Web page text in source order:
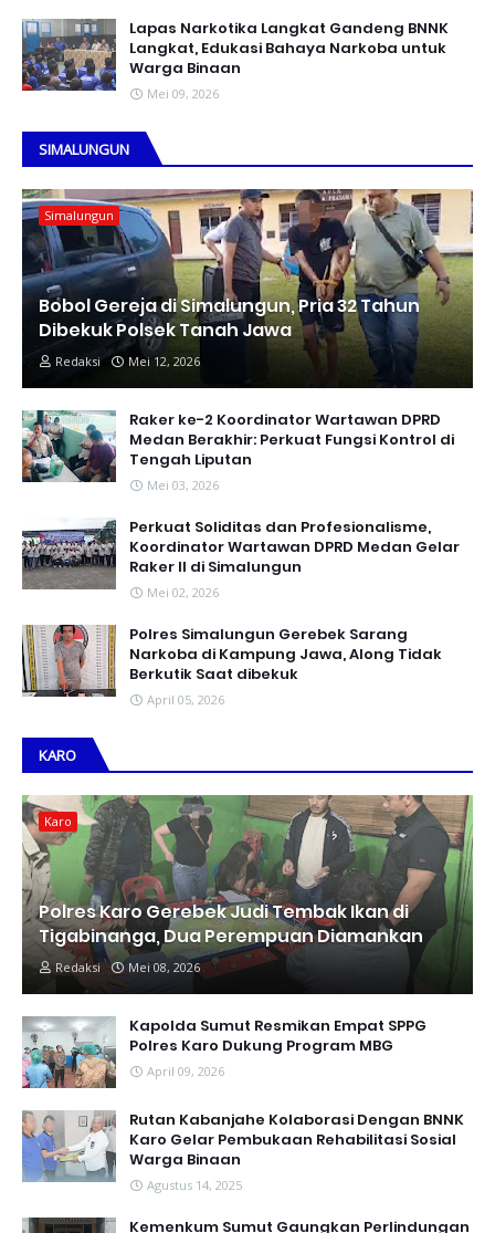
Lapas Narkotika Langkat Gandeng BNNK
Langkat, Edukasi Bahaya Narkoba untuk
Warga Binaan
Mei 09, 2026
SIMALUNGUN
Simalungun
Bobol Gereja di Simalungun, Pria 32 Tahun
Dibekuk Polsek Tanah Jawa
Redaksi Mei 12, 2026
Raker ke-2 Koordinator Wartawan DPRD
Medan Berakhir: Perkuat Fungsi Kontrol di
Tengah Liputan
Mei 03, 2026
Perkuat Soliditas dan Profesionalisme,
Koordinator Wartawan DPRD Medan Gelar
Raker II di Simalungun
Mei 02, 2026
Polres Simalungun Gerebek Sarang
Narkoba di Kampung Jawa, Along Tidak
Berkutik Saat dibekuk
April 05, 2026
KARO
Karo
Polres Karo Gerebek Judi Tembak Ikan di
Tigabinanga, Dua Perempuan Diamankan
Redaksi Mei 08, 2026
Kapolda Sumut Resmikan Empat SPPG
Polres Karo Dukung Program MBG
April 09, 2026
Rutan Kabanjahe Kolaborasi Dengan BNNK
Karo Gelar Pembukaan Rehabilitasi Sosial
Warga Binaan
Agustus 14, 2025
Kemenkum Sumut Gaungkan Perlindungan